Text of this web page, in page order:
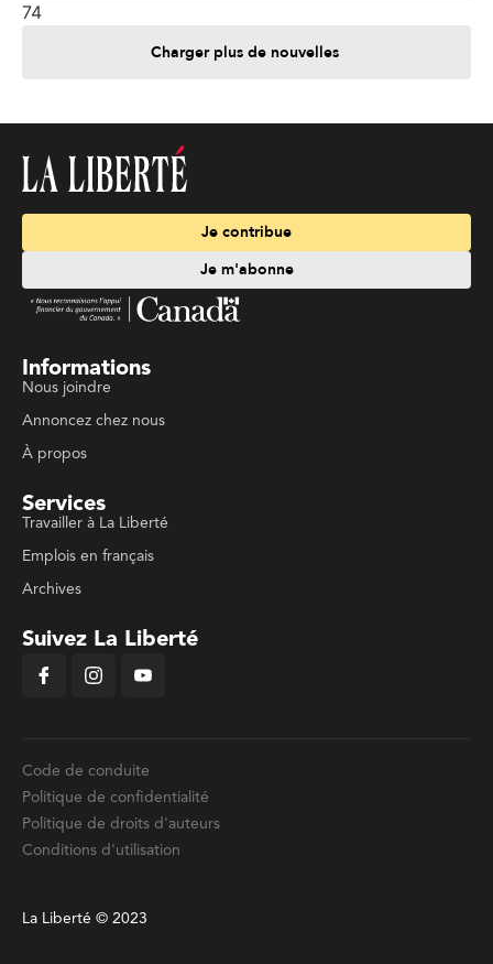
74
Charger plus de nouvelles
Je contribue
Je m'abonne
Informations
Nous joindre
Annoncez chez nous
À propos
Services
Travailler à La Liberté
Emplois en français
Archives
Suivez La Liberté
Code de conduite
Politique de confidentialité
Politique de droits d'auteurs
Conditions d'utilisation
La Liberté © 2023